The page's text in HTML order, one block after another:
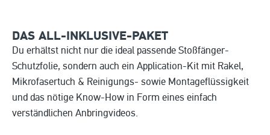
DAS ALL-INKLUSIVE-PAKET
Du erhältst nicht nur die ideal passende Stoßfänger-
Schutzfolie, sondern auch ein Application-Kit mit Rakel,
Mikrofasertuch & Reinigungs- sowie Montageflüssigkeit
und das nötige Know-How in Form eines einfach
verständlichen Anbringvideos.